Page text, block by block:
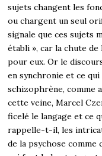
sujets changent les
ou chargent un seul
signale que ces sujets
établi », car la chute
pour eux. Or le
en synchronie et ce
schizophrène, comme
cette veine, Marcel
ficelé le langage et ce
rappelle-t-il, les
de la psychose